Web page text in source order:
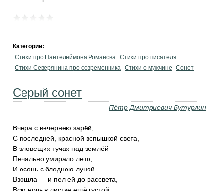
Категории:
Стихи про Пантелеймона Романова Стихи про писателя
Стихи Северянина про современника Стихи о мужчине Сонет
Серый сонет
Пётр Дмитриевич Бутурлин
Вчера с вечернею зарёй,
С последней, красной вспышкой света,
В зловещих тучах над землёй
Печально умирало лето,
И осень с бледною луной
Взошла — и пел ей до рассвета,